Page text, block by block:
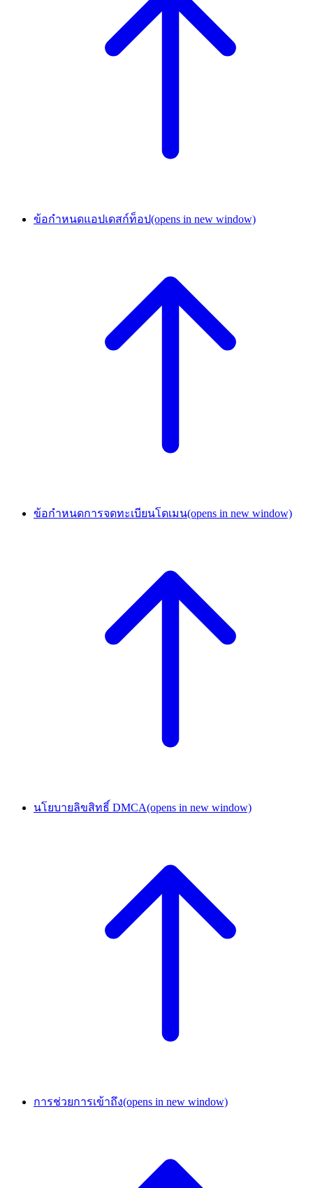
ข้อกำหนดแอปเดสก์ท็อป(opens in new window)
ข้อกำหนดการจดทะเบียนโดเมน(opens in new window)
นโยบายลิขสิทธิ์ DMCA(opens in new window)
การช่วยการเข้าถึง(opens in new window)